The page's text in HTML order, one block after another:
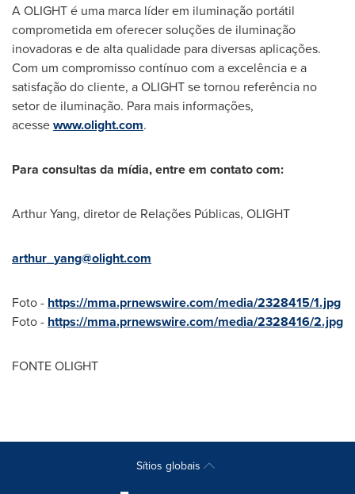
A OLIGHT é uma marca líder em iluminação portátil
comprometida em oferecer soluções de iluminação
inovadoras e de alta qualidade para diversas aplicações.
Com um compromisso contínuo com a excelência e a
satisfação do cliente, a OLIGHT se tornou referência no
setor de iluminação. Para mais informações,
acessewww.olight.com.
Para consultas da mídia, entre em contato com:
Arthur Yang, diretor de Relações Públicas, OLIGHT
arthur_yang@olight.com
Foto - https://mma.prnewswire.com/media/2328415/1.jpg
Foto - https://mma.prnewswire.com/media/2328416/2.jpg
FONTE OLIGHT
Sítios globais